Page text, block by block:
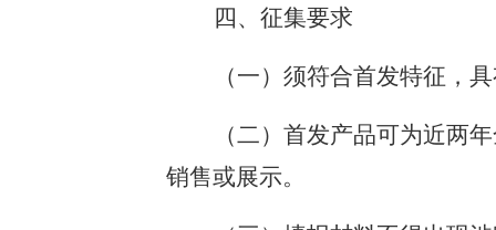
四、征集要求
（一）须符合首发特征，
（二）首发产品可为近两
销售或展示。